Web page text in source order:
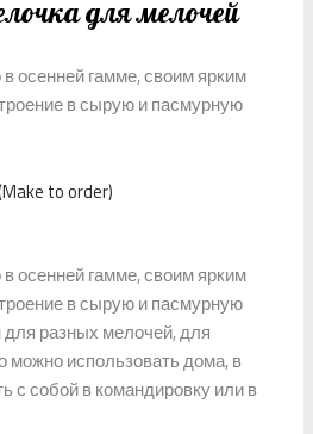
для мелочей
осенней гамме, своим ярким
в сырую и пасмурную
to order)
осенней гамме, своим ярким
в сырую и пасмурную
разных мелочей, для
можно использовать дома, в
с собой в командировку или в